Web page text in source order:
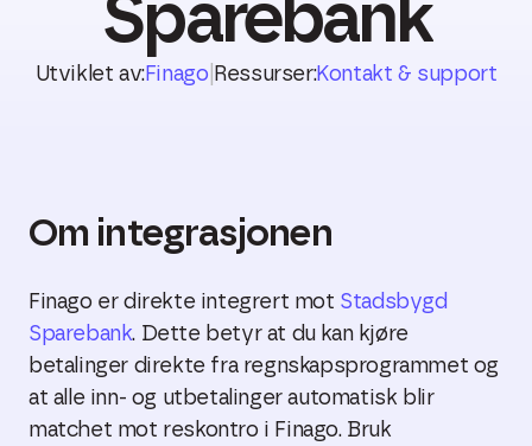
Sparebank
Utviklet av:Finago Ressurser:Kontakt & support
Om integrasjonen
Finago er direkte integrert mot Stadsbygd
Sparebank. Dette betyr at du kan kjøre
betalinger direkte fra regnskapsprogrammet og
at alle inn- og utbetalinger automatisk blir
matchet mot reskontro i Finago. Bruk